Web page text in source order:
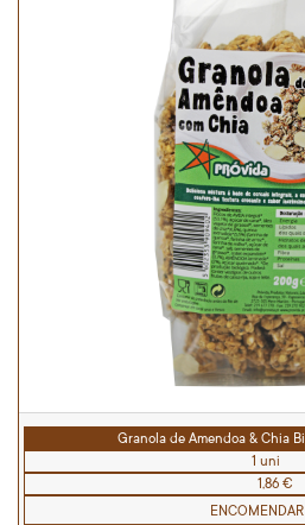
Granola de Amendoa & Chia
1 uni
1,86 €
ENCOMENDAR